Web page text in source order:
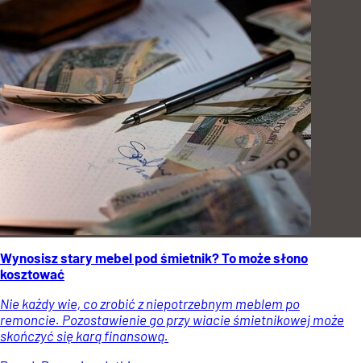
Wynosisz stary mebel pod śmietnik? To może słono
kosztować
Nie każdy wie, co zrobić z niepotrzebnym meblem po
remoncie. Pozostawienie go przy wiacie śmietnikowej może
skończyć się karą finansową.